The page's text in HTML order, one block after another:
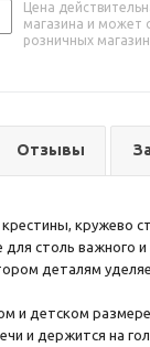
Цена
магазина и может
розничных
Отзывы
кружево
столь важного и
деталям
и детском
и держится на